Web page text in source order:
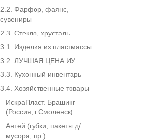
2.2. Фарфор, фаянс,
сувениры
2.3. Стекло, хрусталь
3.1. Изделия из пластмассы
3.2. ЛУЧШАЯ ЦЕНА ИУ
3.3. Кухонный инвентарь
3.4. Хозяйственные товары
ИскраПласт, Брашинг
(Россия, г.Смоленск)
Антей (губки, пакеты д/
мусора, пр.)